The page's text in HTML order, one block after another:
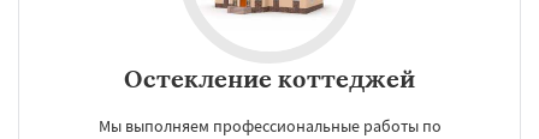
Остекление коттеджей
Мы выполняем профессиональные работы по